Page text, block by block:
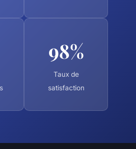
98%
Taux de
satisfaction